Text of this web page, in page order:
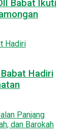
Babat Ikuti
Hadiri